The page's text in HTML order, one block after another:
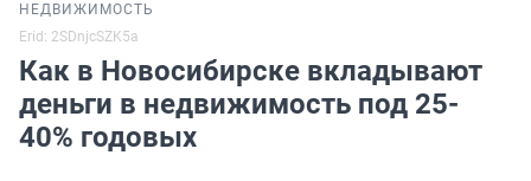
НЕДВИЖИМОСТЬ
Erid: 2SDnjcSZK5a
Как в Новосибирске вкладывают
деньги в недвижимость под 25-
40% годовых